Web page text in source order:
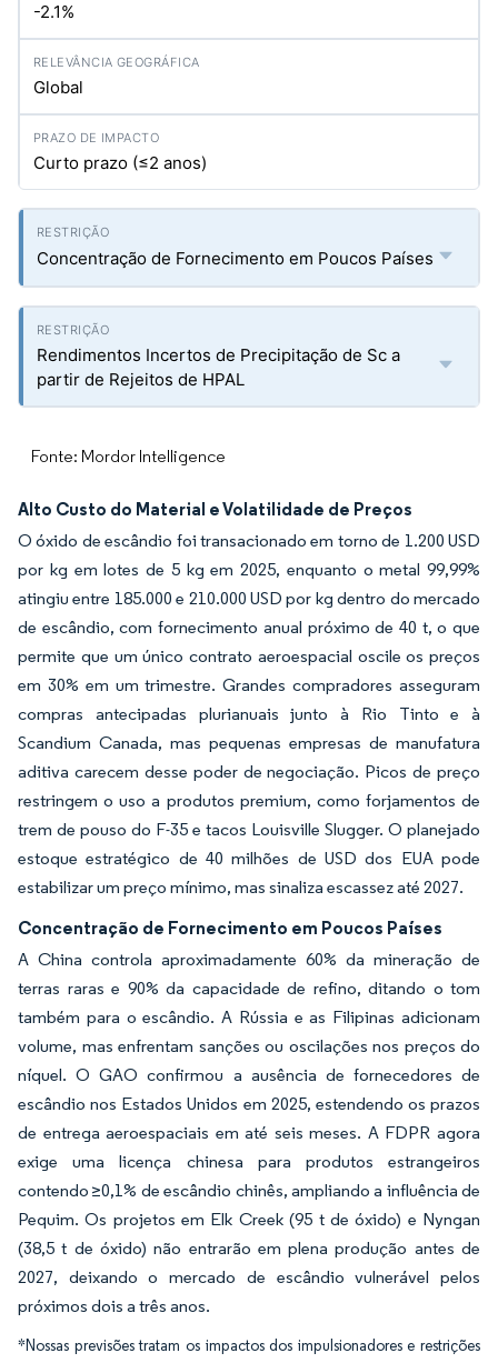
-2.1%
Global
Curto prazo (≤2 anos)
Concentração de Fornecimento em Poucos Países
Rendimentos Incertos de Precipitação de Sc a
partir de Rejeitos de HPAL
Fonte: Mordor Intelligence
Alto Custo do Material e Volatilidade de Preços
O óxido de escândio foi transacionado em torno de 1.200 USD
por kg em lotes de 5 kg em 2025, enquanto o metal 99,99%
atingiu entre 185.000 e 210.000 USD por kg dentro do mercado
de escândio, com fornecimento anual próximo de 40 t, o que
permite que um único contrato aeroespacial oscile os preços
em 30% em um trimestre. Grandes compradores asseguram
compras antecipadas plurianuais junto à Rio Tinto e à
Scandium Canada, mas pequenas empresas de manufatura
aditiva carecem desse poder de negociação. Picos de preço
restringem o uso a produtos premium, como forjamentos de
trem de pouso do F-35 e tacos Louisville Slugger. O planejado
estoque estratégico de 40 milhões de USD dos EUA pode
estabilizar um preço mínimo, mas sinaliza escassez até 2027.
Concentração de Fornecimento em Poucos Países
A China controla aproximadamente 60% da mineração de
terras raras e 90% da capacidade de refino, ditando o tom
também para o escândio. A Rússia e as Filipinas adicionam
volume, mas enfrentam sanções ou oscilações nos preços do
níquel. O GAO confirmou a ausência de fornecedores de
escândio nos Estados Unidos em 2025, estendendo os prazos
de entrega aeroespaciais em até seis meses. A FDPR agora
exige uma licença chinesa para produtos estrangeiros
contendo ≥0,1% de escândio chinês, ampliando a influência de
Pequim. Os projetos em Elk Creek (95 t de óxido) e Nyngan
(38,5 t de óxido) não entrarão em plena produção antes de
2027, deixando o mercado de escândio vulnerável pelos
próximos dois a três anos.
*Nossas previsões tratam os impactos dos impulsionadores e restrições